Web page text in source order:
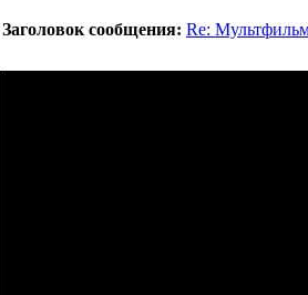
Заголовок сообщения: Re: